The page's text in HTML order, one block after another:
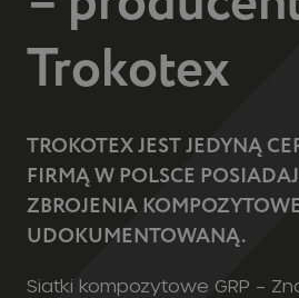
TROKOTEX JEST JEDYNĄ
FIRMĄ W POLSCE
ZBROJENIA
Siatki kompozytowe GRP –
Ocena Techniczna
W dzisiejszych czasach we
budownictwa